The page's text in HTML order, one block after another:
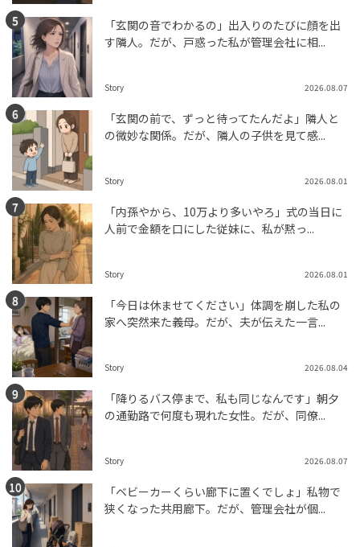
「玄関の音でわかるの」出入りのたびに顔を出
す隣人。だが、戸惑った私が管理会社に相...
Story 2026.08.07
「玄関の前で、ずっと待ってたんだよ」隣人と
の微妙な関係。だが、隣人の子供を見て感...
Story 2026.08.01
「内孫やから、10万より多いやろ」式の当日に
人前で金額を口にした従妹に、私が黙っ...
Story 2026.08.01
「今日は休ませてください」体調を崩した私の
家へ突然来た義母。だが、夫が伝えた一言...
Story 2026.08.04
「降りるバス停まで、私も同じなんです」朝夕
の通勤路で何度も現れた女性。だが、同僚...
Story 2026.08.07
「ベビーカーくらい廊下に置くでしょ」私物で
狭くなった共用廊下。だが、管理会社が個...